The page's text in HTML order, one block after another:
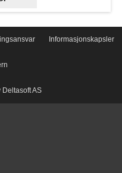
Informasjonskapsler
Deltasoft AS